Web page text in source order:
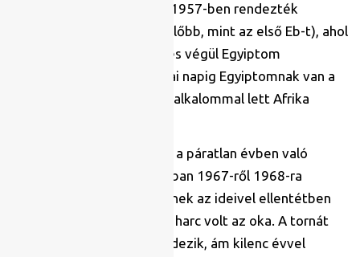
Az első Afrika Kupát még 1957-ben rendezték
Szudánban (három évvel előbb, mint az első Eb-t), ahol
három csapat vett részt, és végül Egyiptom
győzedelmeskedett. A mai napig Egyiptomnak van a
legtöbb címe egyben: hét alkalommal lett Afrika
2013-ban állt vissza a CAF a páratlan évben való
rendezéshez, mivel korábban 1967-ről 1968-ra
halasztották a tornát, aminek az ideivel ellentétben
nem vírus, hanem politikai harc volt az oka. A tornát
rendszeresen két éve rendezik, ám kilenc évvel